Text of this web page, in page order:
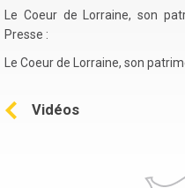
Le Coeur de Lorraine, son
Presse :
Le Coeur de Lorraine, son
Vidéos